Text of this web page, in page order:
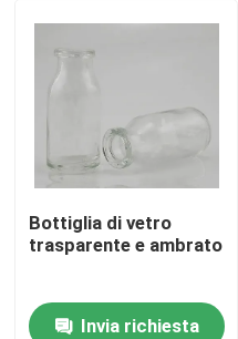
Casa.
Bottiglia di vetro
trasparente e ambrato
Invia richiesta